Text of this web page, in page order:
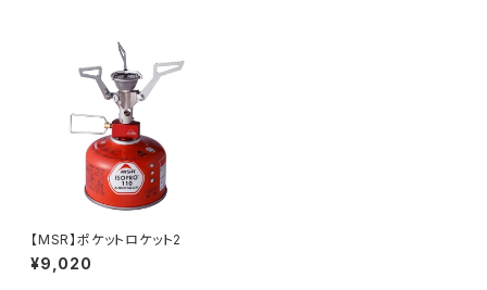
【MSR】ポケットロケット2
¥9,020